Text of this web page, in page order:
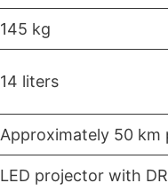
145 kg
14 liters
Approximately 50 km
LED projector with